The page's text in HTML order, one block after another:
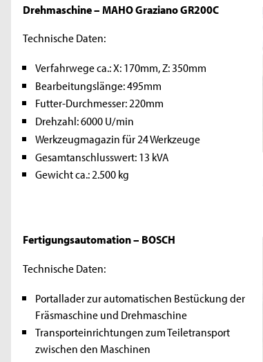
Drehmaschine – MAHO Graziano GR200C
Technische Daten:
Verfahrwege ca.: X: 170mm, Z: 350mm
Bearbeitungslänge: 495mm
Futter-Durchmesser: 220mm
Drehzahl: 6000 U/min
Werkzeugmagazin für 24 Werkzeuge
Gesamtanschlusswert: 13 kVA
Gewicht ca.: 2.500 kg
Fertigungsautomation – BOSCH
Technische Daten:
Portallader zur automatischen Bestückung der
Fräsmaschine und Drehmaschine
Transporteinrichtungen zum Teiletransport
zwischen den Maschinen